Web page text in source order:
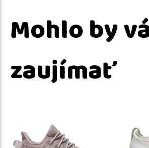
Mohlo by
zaujímať